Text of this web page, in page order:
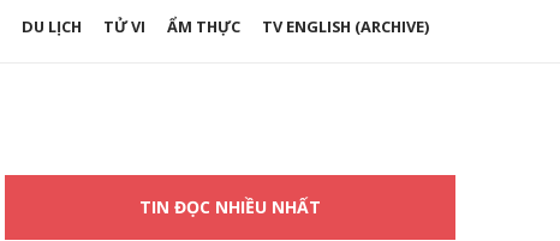
DU LỊCH TỬ VI ẨM THỰC TV ENGLISH (ARCHIVE)
TIN ĐỌC NHIỀU NHẤT